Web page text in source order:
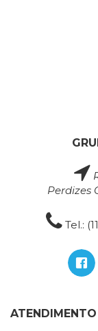
Perdizes
Tel.:
ATENDIMENTO